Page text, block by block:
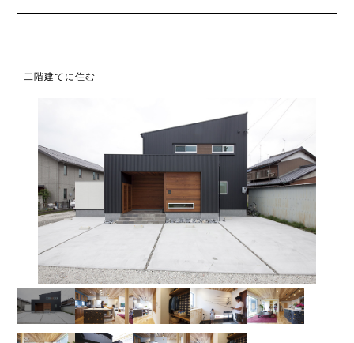
二階建てに住む